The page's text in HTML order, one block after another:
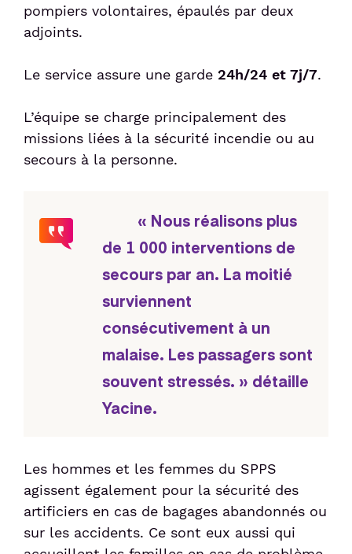
pompiers volontaires, épaulés par deux
adjoints.
Le service assure une garde 24h/24 et 7j/7.
L’équipe se charge principalement des
missions liées à la sécurité incendie ou au
secours à la personne.
« Nous réalisons plus
de 1 000 interventions de
secours par an. La moitié
surviennent
consécutivement à un
malaise. Les passagers sont
souvent stressés. » détaille
Yacine.
Les hommes et les femmes du SPPS
agissent également pour la sécurité des
artificiers en cas de bagages abandonnés ou
sur les accidents. Ce sont eux aussi qui